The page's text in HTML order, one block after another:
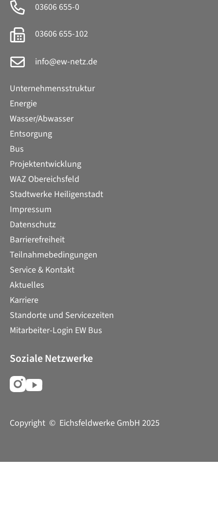
03606 655-0
03606 655-102
info@ew-netz.de
Unternehmensstruktur
Energie
Wasser/Abwasser
Entsorgung
Bus
Projektentwicklung
WAZ Obereichsfeld
Stadtwerke Heiligenstadt
Impressum
Datenschutz
Barrierefreiheit
Teilnahmebedingungen
Service & Kontakt
Aktuelles
Karriere
Standorte und Servicezeiten
Mitarbeiter-Login EW Bus
Soziale Netzwerke
Copyright © Eichsfeldwerke GmbH 2025